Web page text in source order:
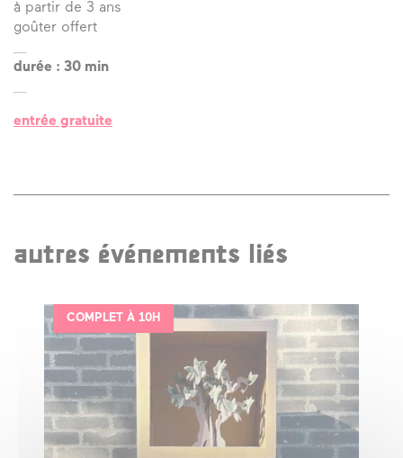
à partir de 3 ans
goûter offert
durée : 30 min
entrée gratuite
autres événements liés
COMPLET À 10H